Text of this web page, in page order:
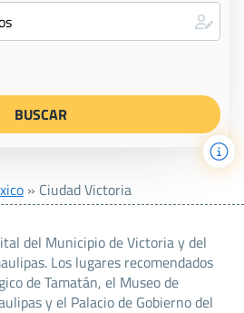
» Ciudad Victoria
del Municipio de Victoria y del
Los lugares recomendados
de Tamatán, el Museo de
y el Palacio de Gobierno del